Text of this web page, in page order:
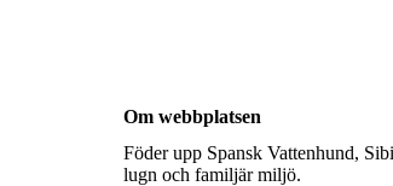
Om webbplatsen
Föder upp Spansk Vattenhund,
lugn och familjär miljö.